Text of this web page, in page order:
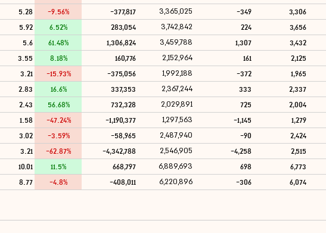
3,306
-349
3,365,025
-377,817
-9.56%
5.28
3,656
224
3,742,842
283,054
6.52%
5.92
3,432
1,307
3,459,788
1,306,824
61.48%
5.6
2,125
161
2,152,964
160,776
8.18%
3.55
1,965
-372
1,992,188
-375,056
-15.93%
3.21
2,337
333
2,367,244
337,353
16.6%
2.83
2,004
725
2,029,891
732,328
56.68%
2.43
1,279
-1,145
1,297,563
-1,190,377
-47.24%
1.58
2,424
-90
2,487,940
-58,965
-3.59%
3.02
2,515
-4,258
2,546,905
-4,342,788
-62.87%
3.21
6,773
698
6,889,693
668,797
11.5%
10.01
6,074
-306
6,220,896
-408,011
-4.8%
8.77